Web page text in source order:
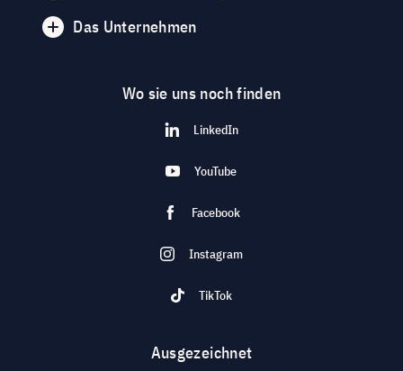
Das Unternehmen
Wo sie uns noch finden
LinkedIn
YouTube
Facebook
Instagram
TikTok
Ausgezeichnet